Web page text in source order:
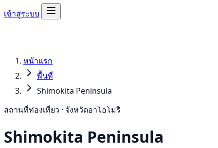
เข้าสู่ระบบ
หน้าแรก
พื้นที่
Shimokita Peninsula
สถานที่ท่องเที่ยว · จังหวัดอาโอโมริ
Shimokita Peninsula